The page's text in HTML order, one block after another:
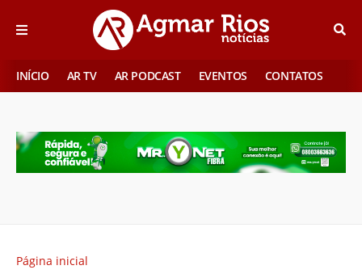
INÍCIO AR TV AR PODCAST EVENTOS CONTATOS
Página inicial